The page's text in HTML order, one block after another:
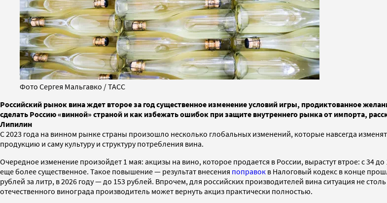
Фото Сергея Мальгавко / ТАСС
Российский рынок вина ждет второе за год существенное изменение условий игры, продиктованное
сделать Россию «винной» страной и как избежать ошибок при защите внутреннего рынка от импорта,
Липилин
С 2023 года на винном рынке страны произошло несколько глобальных изменений, которые навсегда
продукцию и саму культуру и структуру потребления вина.
Очередное изменение произойдет 1 мая: акцизы на вино, которое продается в России, вырастут втрое: с 34
еще более существенное. Такое повышение — результат внесения поправок в Налоговый кодекс в конце
рублей за литр, в 2026 году — до 153 рублей. Впрочем, для российских производителей вина ситуация не
отечественного винограда производитель может вернуть акциз практически полностью.